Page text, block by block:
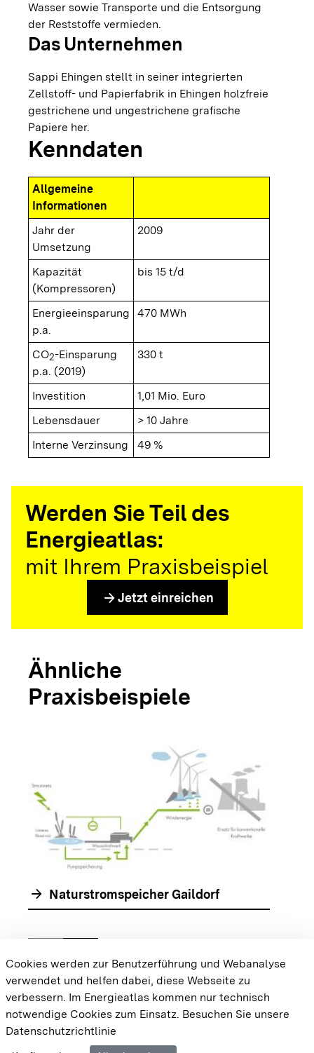
Wasser sowie Transporte und die Entsorgung
der Reststoffe vermieden.
Das Unternehmen
Sappi Ehingen stellt in seiner integrierten
Zellstoff- und Papierfabrik in Ehingen holzfreie
gestrichene und ungestrichene grafische
Papiere her.
Kenndaten
Allgemeine
Informationen
Jahr der
Umsetzung
2009
Kapazität
(Kompressoren)
bis 15 t/d
Energieeinsparung
p.a.
470 MWh
CO2-Einsparung
p.a. (2019)
330 t
Investition
1,01 Mio. Euro
Lebensdauer
> 10 Jahre
Interne Verzinsung
49 %
Werden Sie Teil des
Energieatlas:
mit Ihrem Praxisbeispiel
arrow_forward Jetzt einreichen
Ähnliche
Praxisbeispiele
arrow_forward Naturstromspeicher Gaildorf
Zur vorhergehenden Folie springen
chevron_rightZur nächsten Folie springen
{{#displayPraxisbeispielMap}} {{{body}}}
{{/displayPraxisbeispielMap}}
Cookie-EinstellungenBarrierefreiheit
Cookies werden zur Benutzerführung und Webanalyse
verwendet und helfen dabei, diese Webseite zu
verbessern. Im Energieatlas kommen nur technisch
notwendige Cookies zum Einsatz. Besuchen Sie unsere
Datenschutzrichtlinie